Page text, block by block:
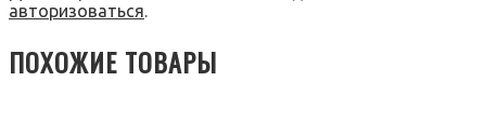
авторизоваться.
ПОХОЖИЕ ТОВАРЫ